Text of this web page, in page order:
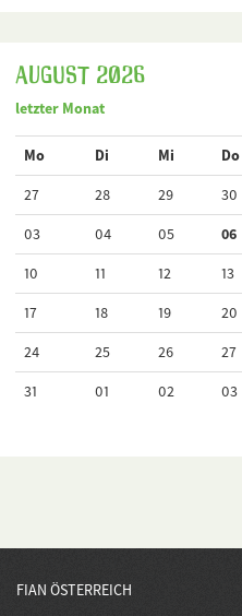
August 2026
letzter Monat
Mo Di Mi Do
27
28 29 30
03
04 05 06
10
11 12 13
17
18 19 20
24
25 26 27
31
01 02 03
FIAN ÖSTERREICH